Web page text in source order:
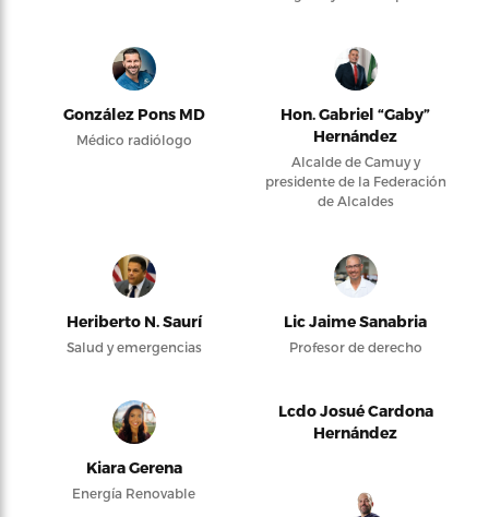
González Pons MD
Médico radiólogo
Hon. Gabriel “Gaby”
Hernández
Alcalde de Camuy y
presidente de la Federación
de Alcaldes
Heriberto N. Saurí
Salud y emergencias
Lic Jaime Sanabria
Profesor de derecho
Kiara Gerena
Energía Renovable
Lcdo Josué Cardona
Hernández